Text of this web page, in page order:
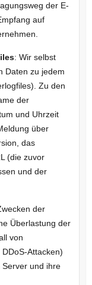
der E-
auf
: Wir selbst
Daten zu jedem
Zu den
der
und Uhrzeit
über
das
(die zuvor
und der
der
Überlastung der
von
Attacken)
und ihre